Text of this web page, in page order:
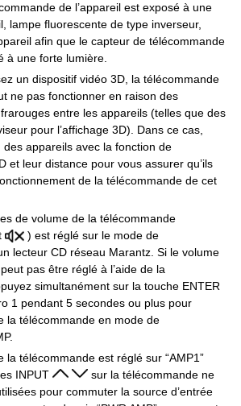
de l’appareil est exposé à une
lampe fluorescente de type inverseur,
afin que le capteur de télécommande
à une forte lumière.
un dispositif vidéo 3D, la télécommande
ne pas fonctionner en raison des
entre les appareils (telles que des
pour l’affichage 3D). Dans ce cas,
appareils avec la fonction de
et leur distance pour vous assurer qu’ils
de la télécommande de cet
de volume de la télécommande
) est réglé sur le mode de
lecteur CD réseau Marantz. Si le volume
pas être réglé à l’aide de la
simultanément sur la touche ENTER
1 pendant 5 secondes ou plus pour
la télécommande en mode de
la télécommande est réglé sur “AMP1”
INPUT
sur la télécommande ne
pour commuter la source d’entrée